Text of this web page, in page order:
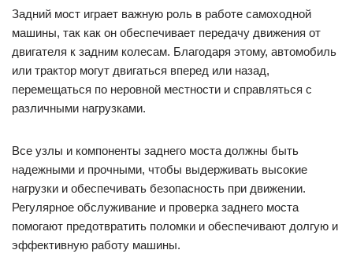
Задний мост играет важную роль в работе самоходной
машины, так как он обеспечивает передачу движения от
двигателя к задним колесам. Благодаря этому, автомобиль
или трактор могут двигаться вперед или назад,
перемещаться по неровной местности и справляться с
различными нагрузками.
Все узлы и компоненты заднего моста должны быть
надежными и прочными, чтобы выдерживать высокие
нагрузки и обеспечивать безопасность при движении.
Регулярное обслуживание и проверка заднего моста
помогают предотвратить поломки и обеспечивают долгую и
эффективную работу машины.